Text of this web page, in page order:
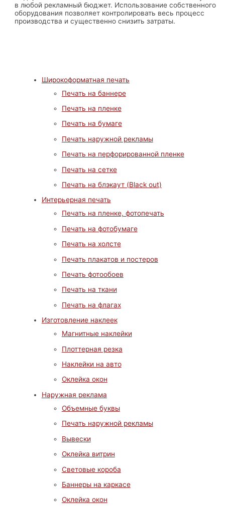
Широкоформатная печать
Печать на баннере
Печать на пленке
Печать на бумаге
Печать наружной рекламы
Печать на перфорированной пленке
Печать на сетке
Печать на блэкаут (Black out)
Интерьерная печать
Печать на пленке, фотопечать
Печать на фотобумаге
Печать на холсте
Печать плакатов и постеров
Печать фотообоев
Печать на ткани
Печать на флагах
Изготовление наклеек
Магнитные наклейки
Плоттерная резка
Наклейки на авто
Оклейка окон
Наружная реклама
Объемные буквы
Печать наружной рекламы
Вывески
Оклейка витрин
Световые короба
Баннеры на каркасе
Оклейка окон
в любой рекламный бюджет. Использование собственного
оборудования позволяет контролировать весь процесс
производства и существенно снизить затраты.